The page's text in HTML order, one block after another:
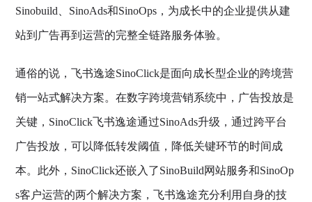
Sinobuild、SinoAds和SinoOps，为成长中的企业提供从建
站到广告再到运营的完整全链路服务体验。
通俗的说，飞书逸途SinoClick是面向成长型企业的跨境营
销一站式解决方案。在数字跨境营销系统中，广告投放是
关键，SinoClick飞书逸途通过SinoAds升级，通过跨平台
广告投放，可以降低转发阈值，降低关键环节的时间成
本。此外，SinoClick还嵌入了SinoBuild网站服务和SinoOp
s客户运营的两个解决方案，飞书逸途充分利用自身的技